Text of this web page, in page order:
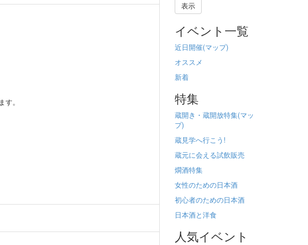
。
表示
イベント一覧
近日開催(マップ)
オススメ
新着
特集
蔵開き・蔵開放特集(マッ
プ)
蔵見学へ行こう!
蔵元に会える試飲販売
燗酒特集
女性のための日本酒
初心者のための日本酒
日本酒と洋食
人気イベント